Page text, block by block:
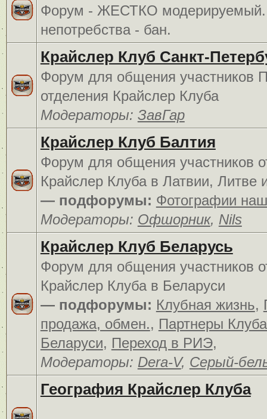
Форум - ЖЕСТКО
непотребства - бан.
Крайслер Клуб Санкт-
Форум для общения участников
отделения Крайслер Клуба
Модераторы: ЗавГар
Крайслер Клуб Балтия
Форум для общения участников
Крайслер Клуба в Латвии, Литве
— подфорумы: Фотографии
Модераторы: Офшорник, Nils
Крайслер Клуб Беларусь
Форум для общения участников
Крайслер Клуба в Беларуси
— подфорумы: Клубная жизнь,
продажа, обмен., Партнеры
Беларуси, Переход в РИЭ,
Модераторы: Dera-V, Серый-
География Крайслер Клуба